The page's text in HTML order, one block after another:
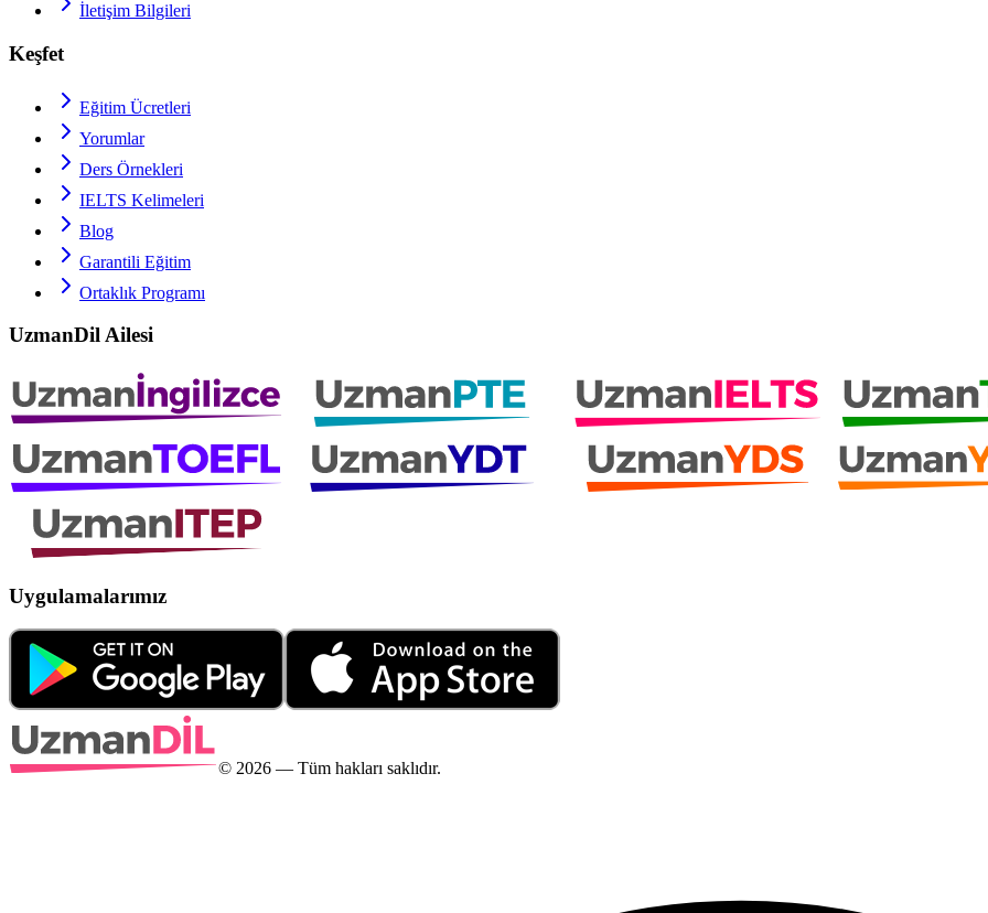
İletişim Bilgileri
Keşfet
Eğitim Ücretleri
Yorumlar
Ders Örnekleri
IELTS Kelimeleri
Blog
Garantili Eğitim
Ortaklık Programı
UzmanDil Ailesi
Uygulamalarımız
© 2026 — Tüm hakları saklıdır.